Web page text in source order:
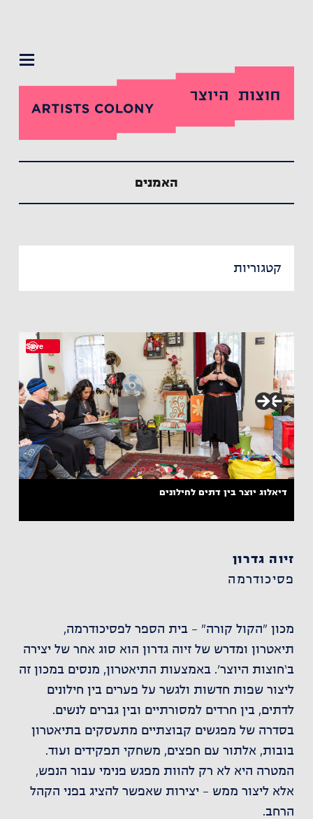
תפריט
האמנים
קטגוריות
דיאלוג יוצר בין דתים לחילונים
זיוה גדרון
פסיכודרמה
מכון "הקול קורה" – בית הספר לפסיכודרמה,
תיאטרון ומדרש של זיוה גדרון הוא סוג אחר של יצירה
ב‘חוצות היוצר’. באמצעות התיאטרון, מנסים במכון זה
ליצור שפות חדשות ולגשר על פערים בין חילונים
לדתים, בין חרדים למסורתיים ובין גברים לנשים.
בסדרה של מפגשים קבוצתיים מתעסקים בתיאטרון
בובות, אלתור עם חפצים, משחקי תפקידים ועוד.
המטרה היא לא רק להוות מפגש פנימי עבור הנפש,
אלא ליצור ממש – יצירות שאפשר להציג בפני הקהל
הרחב.
Save